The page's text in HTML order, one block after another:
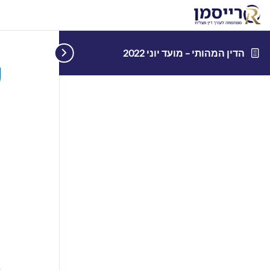
הדין המהותי – מועד יוני 2022